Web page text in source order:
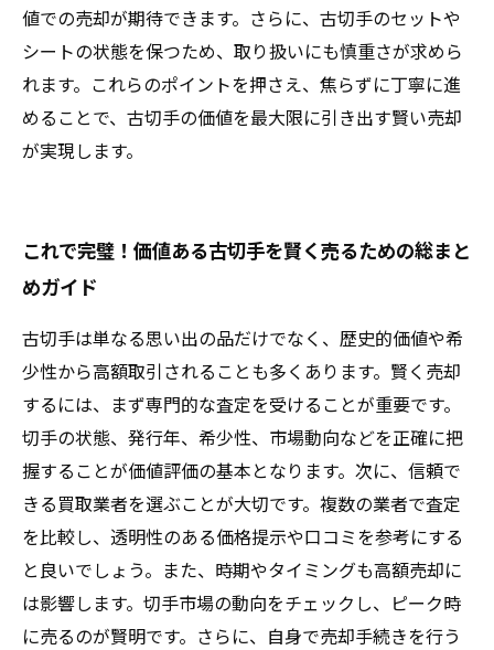
値での売却が期待できます。さらに、古切手のセットや
シートの状態を保つため、取り扱いにも慎重さが求めら
れます。これらのポイントを押さえ、焦らずに丁寧に進
めることで、古切手の価値を最大限に引き出す賢い売却
が実現します。
これで完璧！価値ある古切手を賢く売るための総まと
めガイド
古切手は単なる思い出の品だけでなく、歴史的価値や希
少性から高額取引されることも多くあります。賢く売却
するには、まず専門的な査定を受けることが重要です。
切手の状態、発行年、希少性、市場動向などを正確に把
握することが価値評価の基本となります。次に、信頼で
きる買取業者を選ぶことが大切です。複数の業者で査定
を比較し、透明性のある価格提示や口コミを参考にする
と良いでしょう。また、時期やタイミングも高額売却に
は影響します。切手市場の動向をチェックし、ピーク時
に売るのが賢明です。さらに、自身で売却手続きを行う